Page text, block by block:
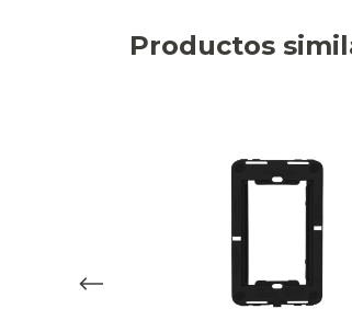
Productos